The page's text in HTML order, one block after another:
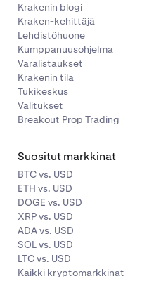
Krakenin blogi
Kraken-kehittäjä
Lehdistöhuone
Kumppanuusohjelma
Varalistaukset
Krakenin tila
Tukikeskus
Valitukset
Breakout Prop Trading
Suositut markkinat
BTC vs. USD
ETH vs. USD
DOGE vs. USD
XRP vs. USD
ADA vs. USD
SOL vs. USD
LTC vs. USD
Kaikki kryptomarkkinat